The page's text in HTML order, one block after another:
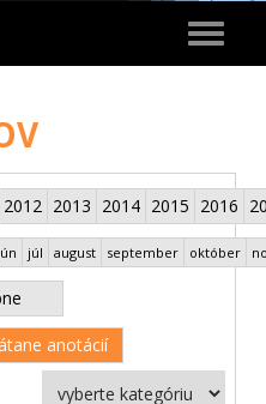
Toggle
2012 2013 2014 2015 2016
júl august september október
anotácií